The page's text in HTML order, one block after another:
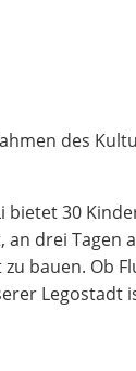
des
bietet 30
drei Tagen
bauen. Ob
Legostadt